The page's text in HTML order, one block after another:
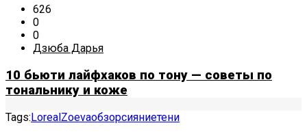
626
0
0
Дзюба Дарья
10 бьюти лайфхаков по тону — советы по
тональнику и коже
Tags:LorealZoevaобзорсияниетени